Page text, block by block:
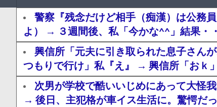
警察『残念だけど相手（痴漢）は公務
よ） → ３週間後、私「今かな^^」結果・
興信所「元夫に引き取られた息子さん
つもりで行け」私『え』 → 興信所「おｋ」
次男が学校で酷いいじめにあって大怪
→ 後日、主犯格が車イス生活に。驚愕だ